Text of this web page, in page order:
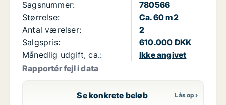
Sagsnummer:
780566
Størrelse:
Ca. 60 m2
Antal værelser:
2
Salgspris:
610.000 DKK
Månedlig udgift, ca.:
Ikke angivet
Rapportér fejl i data
Se konkrete beløb